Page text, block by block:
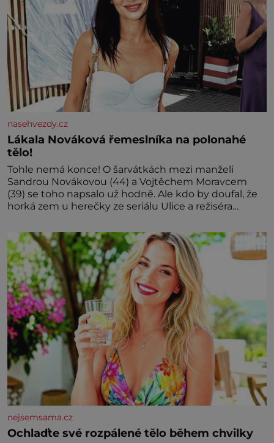
nasehvezdy.cz
Lákala Nováková řemeslníka na polonahé
tělo!
Tohle nemá konce! O šarvátkách mezi manželi
Sandrou Novákovou (44) a Vojtěchem Moravcem
(39) se toho napsalo už hodně. Ale kdo by doufal, že
horká zem u herečky ze seriálu Ulice a režiséra
nejsemsama.cz
Ochlaďte své rozpálené tělo během chvilky